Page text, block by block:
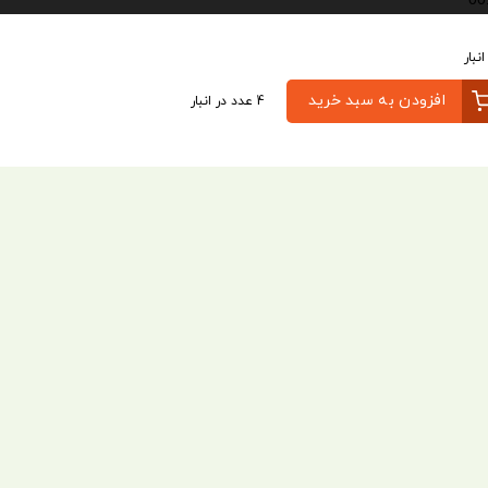
افزودن به سبد خرید 4 عدد در انبار